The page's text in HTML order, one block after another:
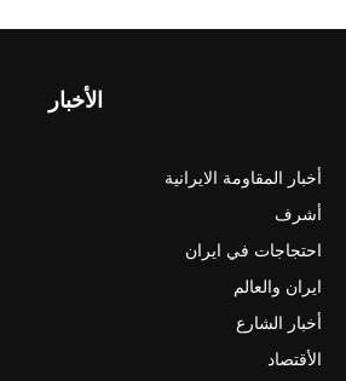
الأخبار
أخبار المقاومة الايرانية
أشرف
احتجاجات في ايران
ايران والعالم
أخبار الشارع
الأقتصاد